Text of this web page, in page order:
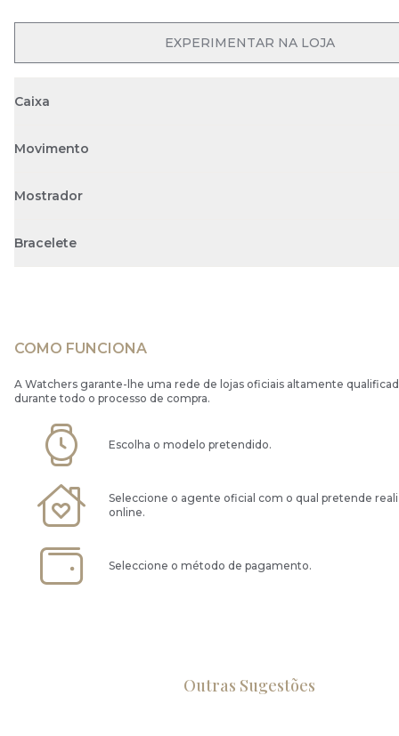
EXPERIMENTAR NA LOJA
Caixa
Movimento
Mostrador
Bracelete
COMO FUNCIONA
A Watchers garante-lhe uma rede de lojas oficiais altamente
durante todo o processo de compra.
Escolha o modelo pretendido.
Seleccione o agente oficial com o qual pretende
online.
Seleccione o método de pagamento.
Outras Sugestões